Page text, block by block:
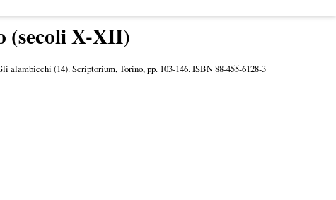
(secoli X-XII)
(14). Scriptorium, Torino, pp. 103-146. ISBN 88-455-6128-3